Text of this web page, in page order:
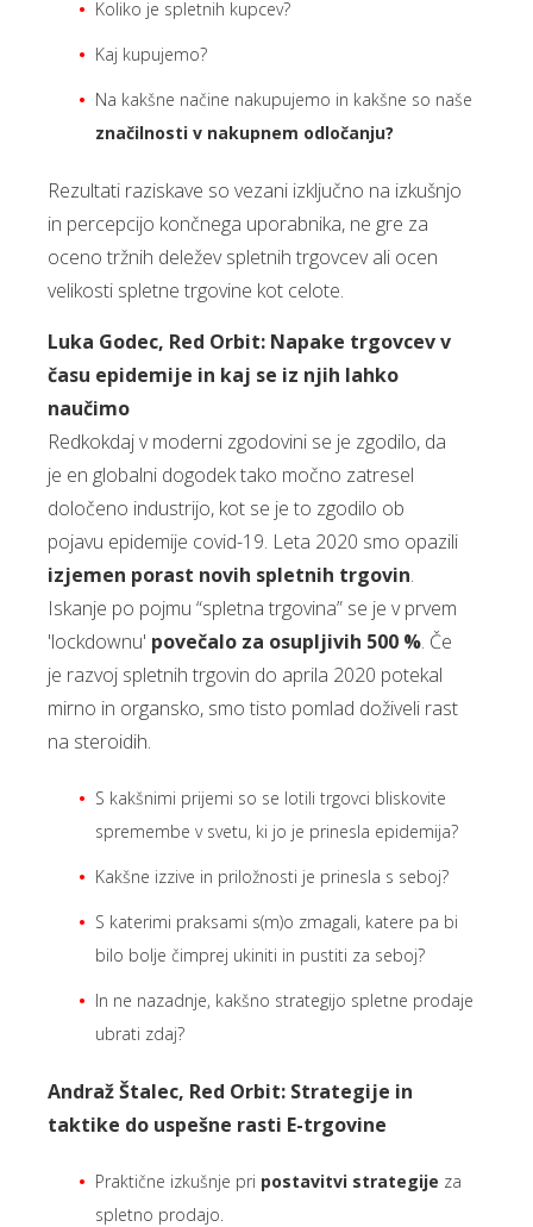
Koliko je spletnih kupcev?
Kaj kupujemo?
Na kakšne načine nakupujemo in kakšne so naše
značilnosti v nakupnem odločanju?
Rezultati raziskave so vezani izključno na izkušnjo
in percepcijo končnega uporabnika, ne gre za
oceno tržnih deležev spletnih trgovcev ali ocen
velikosti spletne trgovine kot celote.
Luka Godec, Red Orbit: Napake trgovcev v
času epidemije in kaj se iz njih lahko
naučimo
Redkokdaj v moderni zgodovini se je zgodilo, da
je en globalni dogodek tako močno zatresel
določeno industrijo, kot se je to zgodilo ob
pojavu epidemije covid-19. Leta 2020 smo opazili
izjemen porast novih spletnih trgovin.
Iskanje po pojmu “spletna trgovina” se je v prvem
'lockdownu' povečalo za osupljivih 500 %. Če
je razvoj spletnih trgovin do aprila 2020 potekal
mirno in organsko, smo tisto pomlad doživeli rast
na steroidih.
S kakšnimi prijemi so se lotili trgovci bliskovite
spremembe v svetu, ki jo je prinesla epidemija?
Kakšne izzive in priložnosti je prinesla s seboj?
S katerimi praksami s(m)o zmagali, katere pa bi
bilo bolje čimprej ukiniti in pustiti za seboj?
In ne nazadnje, kakšno strategijo spletne prodaje
ubrati zdaj?
Andraž Štalec, Red Orbit: Strategije in
taktike do uspešne rasti E-trgovine
Praktične izkušnje pri postavitvi strategije za
spletno prodajo.